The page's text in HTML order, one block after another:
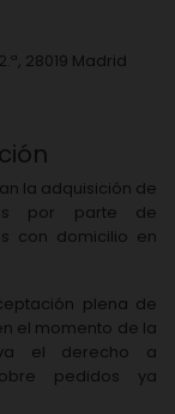
28019 Madrid
la adquisición de
por parte de
con domicilio en
plena de
el momento de la
el derecho a
pedidos ya